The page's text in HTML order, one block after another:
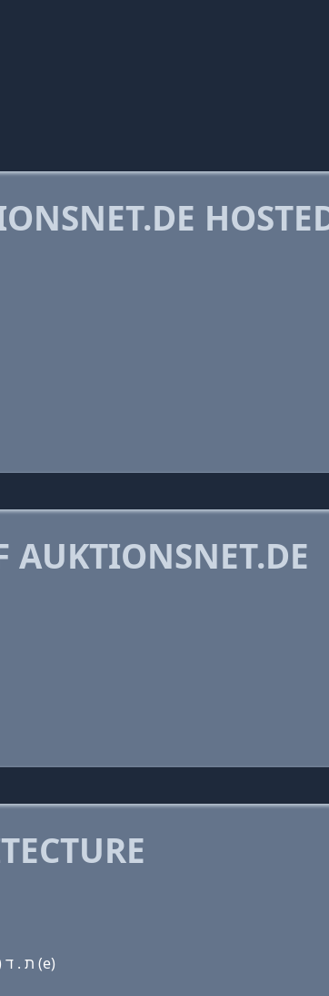
AUKTIONSNET.DE
Domain name with Hebrew letters (a) (u) ק(k) ת (i) (ο) נ שׂ נ (e) ת . ד (e)